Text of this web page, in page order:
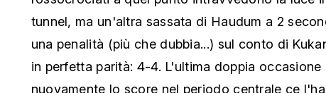
tunnel, ma un'altra sassata di Haudum a 2
una penalità (più che dubbia...) sul conto di
in perfetta parità: 4-4. L'ultima doppia occasione
nuovamente lo score nel periodo centrale ce